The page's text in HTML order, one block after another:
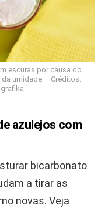
escuras por causa do
umidade – Créditos:
azulejos com
bicarbonato
a tirar as
novas. Veja